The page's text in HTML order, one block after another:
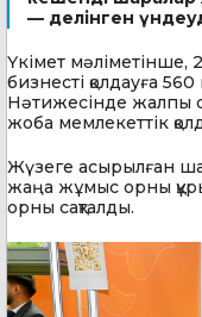
— делінген
Үкімет мәліметінше,
бизнесті қолдауға
Нәтижесінде жалпы
жоба мемлекеттік
Жүзеге асырылған
жаңа жұмыс орны
орны сақталды.